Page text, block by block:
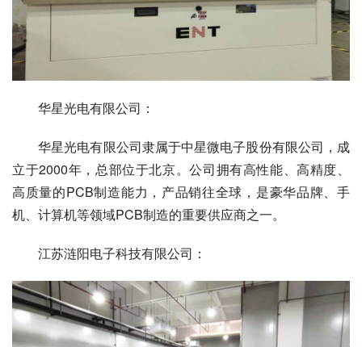
华星光电有限公司：
华星光电有限公司隶属于中星微电子股份有限公司，成
立于2000年，总部位于北京。公司拥有高性能、高精度、
高质量的PCB制造能力，产品销往全球，是豪华品牌、手
机、计算机等领域PCB制造的重要供应商之一。
江苏涟阳电子科技有限公司：